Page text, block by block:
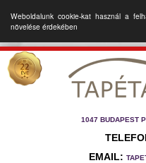
Weboldalunk cookie-kat használ a
növelése érdekében
1047 BUDAPEST
EMAIL: